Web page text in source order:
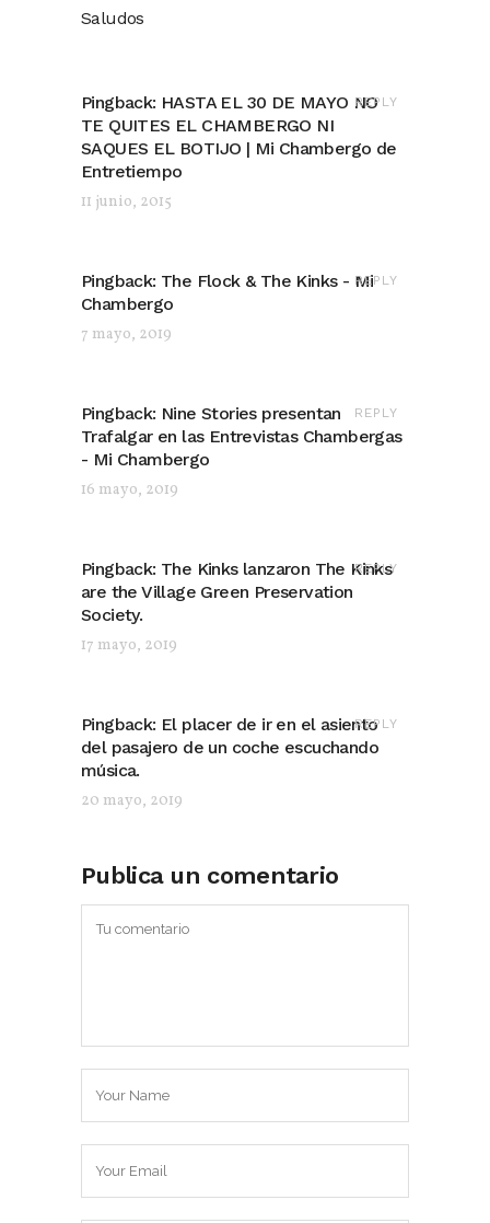
Saludos
REPLY
Pingback: HASTA EL 30 DE MAYO NO
TE QUITES EL CHAMBERGO NI
SAQUES EL BOTIJO | Mi Chambergo de
Entretiempo
11 junio, 2015
REPLY
Pingback: The Flock & The Kinks - Mi
Chambergo
7 mayo, 2019
REPLY
Pingback: Nine Stories presentan
Trafalgar en las Entrevistas Chambergas
- Mi Chambergo
16 mayo, 2019
REPLY
Pingback: The Kinks lanzaron The Kinks
are the Village Green Preservation
Society.
17 mayo, 2019
REPLY
Pingback: El placer de ir en el asiento
del pasajero de un coche escuchando
música.
20 mayo, 2019
Publica un comentario